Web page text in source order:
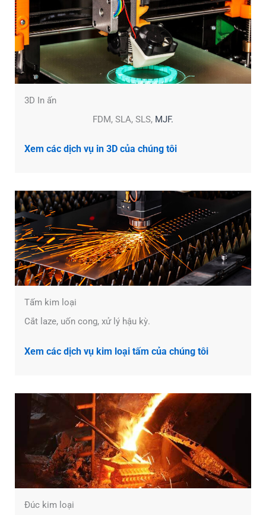
3D In ấn
FDM, SLA, SLS, MJF.
Xem các dịch vụ in 3D của chúng tôi
Tấm kim loại
Cắt laze, uốn cong, xử lý hậu kỳ.
Xem các dịch vụ kim loại tấm của chúng tôi
Đúc kim loại